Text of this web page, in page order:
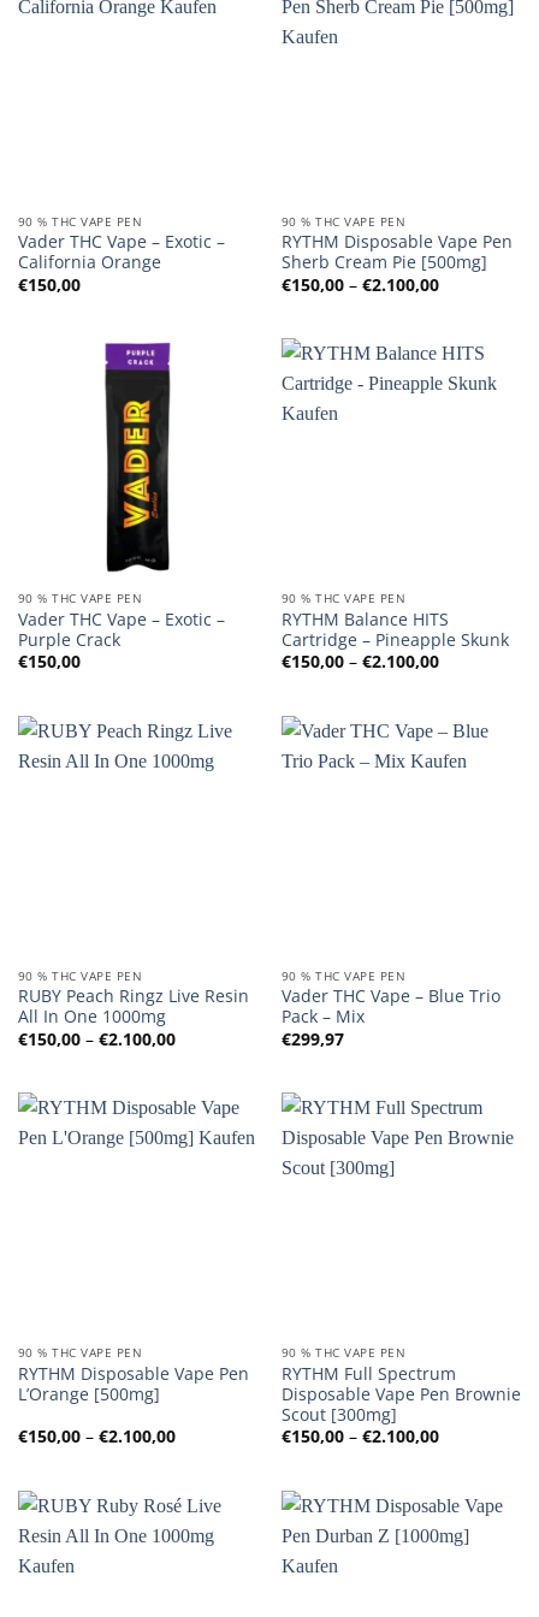
90 % THC VAPE PEN
Vader THC Vape – Exotic –
California Orange
€150,00
90 % THC VAPE PEN
RYTHM Disposable Vape Pen
Sherb Cream Pie [500mg]
€150,00 – €2.100,00
€150,00
90 % THC VAPE PEN
Vader THC Vape – Exotic –
Purple Crack
€150,00
90 % THC VAPE PEN
RYTHM Balance HITS
Cartridge – Pineapple Skunk
€150,00 – €2.100,00
90 % THC VAPE PEN
RUBY Peach Ringz Live Resin
All In One 1000mg
€150,00 – €2.100,00Preisspanne:
€150,00
90 % THC VAPE PEN
Vader THC Vape – Blue Trio
Pack – Mix
€299,97
90 % THC VAPE PEN
RYTHM Disposable Vape Pen
L’Orange [500mg]
€150,00 – €2.100,00Preisspanne:
90 % THC VAPE PEN
RYTHM Full Spectrum
Disposable Vape Pen Brownie
Scout [300mg]
€150,00 – €2.100,00